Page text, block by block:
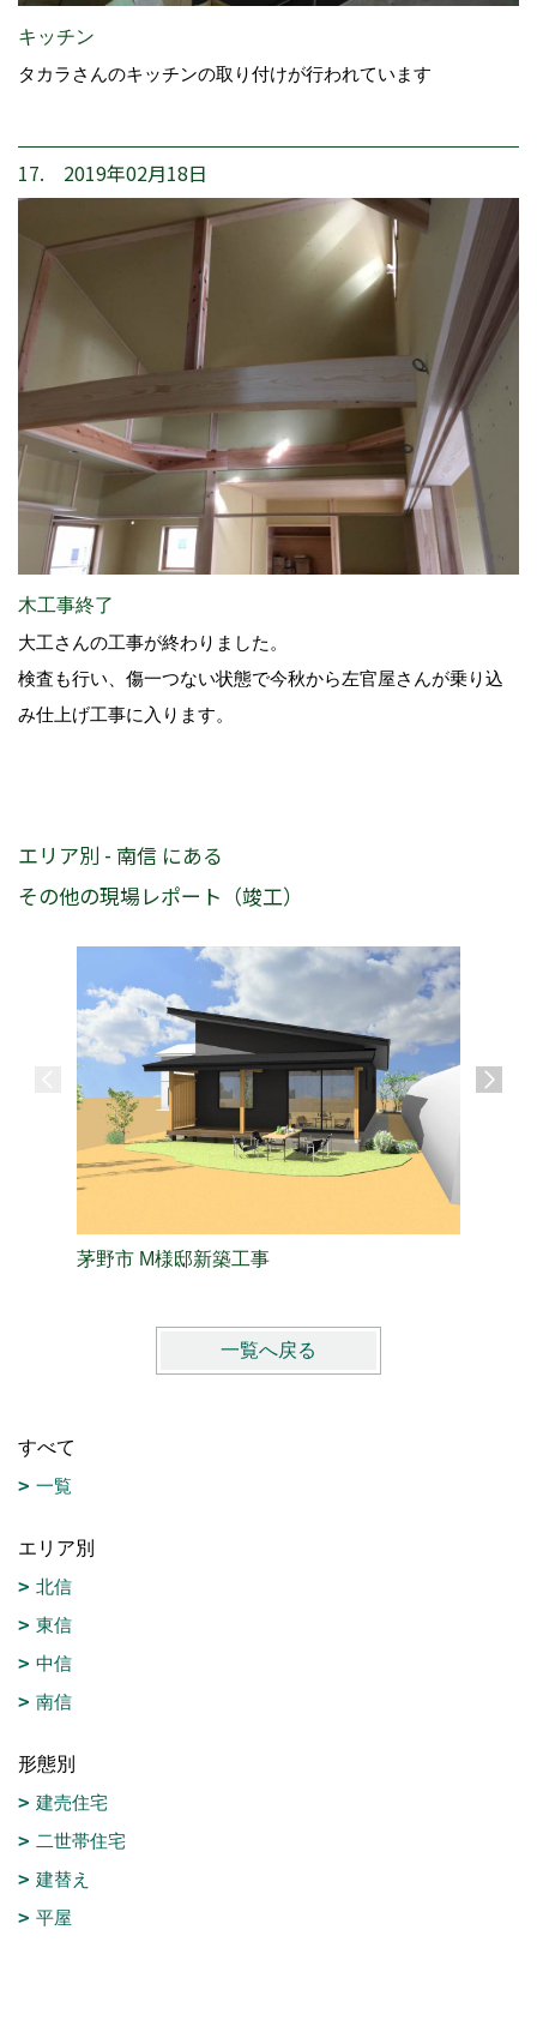
キッチン
タカラさんのキッチンの取り付けが行われています
17. 2019年02月18日
木工事終了
大工さんの工事が終わりました。
検査も行い、傷一つない状態で今秋から左官屋さんが乗り込
み仕上げ工事に入ります。
エリア別 - 南信 にある
その他の現場レポート（竣工）
茅野市 M様邸新築工事
一覧へ戻る
すべて
一覧
エリア別
北信
東信
中信
南信
形態別
建売住宅
二世帯住宅
建替え
平屋